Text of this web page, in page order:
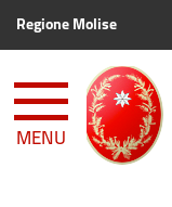
Regione Molise
MENU